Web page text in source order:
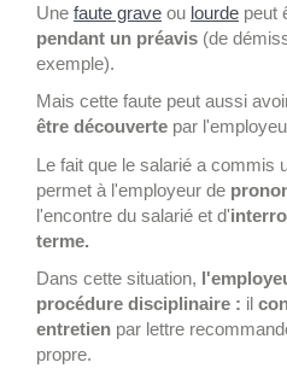
Une faute grave ou lourde peut
pendant un préavis (de
exemple).
Mais cette faute peut aussi
être découverte par
Le fait que le salarié a commis
permet à l'employeur de
l'encontre du salarié et d'
terme.
Dans cette situation,
procédure disciplinaire : il
entretien par lettre
propre.